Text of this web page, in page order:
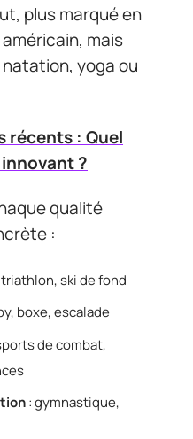
plus marqué en
mais
yoga ou
récents : Quel
?
qualité
:
ski de fond
boxe, escalade
de combat,
: gymnastique,